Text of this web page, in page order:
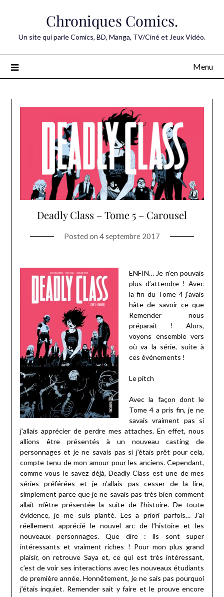
Chroniques Comics.
Un site qui parle Comics, BD, Manga, TV/Ciné et Jeux Vidéo.
Menu
Deadly Class – Tome 5 – Carousel
Posted on 4 septembre 2017
ENFIN… Je n’en pouvais
plus d’attendre ! Avec
la fin du Tome 4 j’avais
hâte de savoir ce que
Remender nous
préparait ! Alors,
voyons ensemble vers
où va la série, suite à
ces événements !
Le pitch
Avec la façon dont le
Tome 4 a pris fin, je ne
savais vraiment pas si
j’allais apprécier de perdre mes attaches. En effet, nous
allions être présentés à un nouveau casting de
personnages et je ne savais pas si j’étais prêt pour cela,
compte tenu de mon amour pour les anciens. Cependant,
comme vous le savez déjà, Deadly Class est une de mes
séries préférées et je n’allais pas cesser de la lire,
simplement parce que je ne savais pas très bien comment
allait m’être présentée la suite de l’histoire. De toute
évidence, je me suis planté. Les a priori parfois… J’ai
réellement apprécié le nouvel arc de l’histoire et les
nouveaux personnages. Que dire : ils sont super
intéressants et vraiment riches ! Pour mon plus grand
plaisir, on retrouve Saya et, ce qui est très intéressant,
c’est de voir ses interactions avec les nouveaux étudiants
de première année. Honnêtement, je ne sais pas pourquoi
j’étais inquiet. Remender sait y faire et le prouve encore